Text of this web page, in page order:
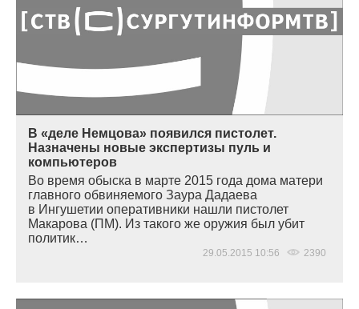
В «деле Немцова» появился пистолет.
Назначены новые экспертизы пуль и
компьютеров
Во время обыска в марте 2015 года дома матери
главного обвиняемого Заура Дадаева
в Ингушетии оперативники нашли пистолет
Макарова (ПМ). Из такого же оружия был убит
политик…
29.05.2015 10:56 2390